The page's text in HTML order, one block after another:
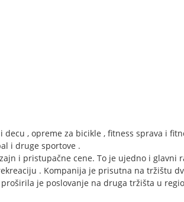
, opreme za bicikle , fitness sprava i
i druge sportove .
i pristupačne cene. To je ujedno i glavni
. Kompanija je prisutna na tržištu
je poslovanje na druga tržišta u